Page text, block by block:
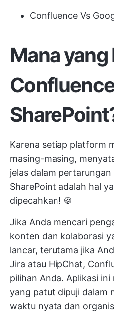
Confluence Vs
Mana yang
Karena setiap platform
masing-masing,
jelas dalam
SharePoint adalah hal
dipecahkan! 🍪
Jika Anda mencari
konten dan kolaborasi
lancar, terutama jika
Jira atau HipChat,
pilihan Anda. Aplikasi
yang patut dipuji dalam
waktu nyata dan